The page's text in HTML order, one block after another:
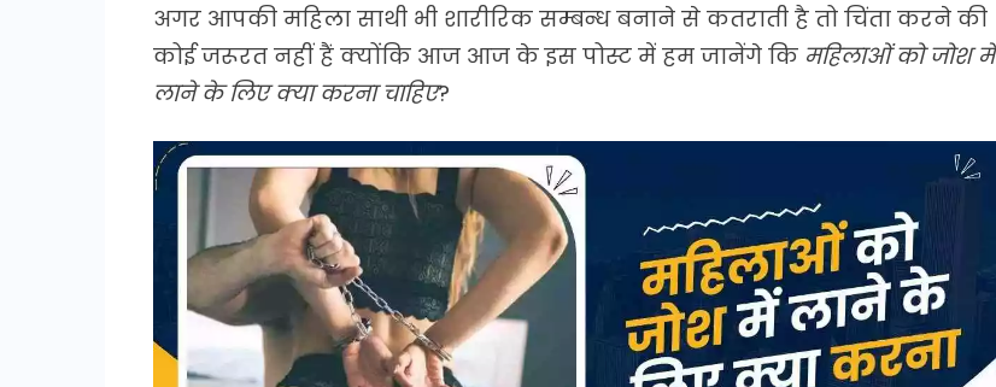
अगर आपकी महिला साथी भी शारीरिक सम्बन्ध बनाने से कतराती है तो चिंता करने की
कोई जरूरत नहीं हैं क्योंकि आज आज के इस पोस्ट में हम जानेंगे कि महिलाओं को जोश में
लाने के लिए क्या करना चाहिए?